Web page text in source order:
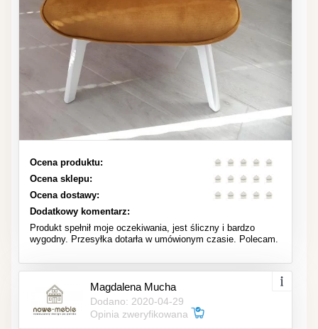
Ocena produktu:
Ocena sklepu:
Ocena dostawy:
Dodatkowy komentarz:
Produkt spełnił moje oczekiwania, jest śliczny i bardzo
wygodny. Przesyłka dotarła w umówionym czasie. Polecam.
Magdalena Mucha
Dodano: 2020-04-29
Opinia zweryfikowana